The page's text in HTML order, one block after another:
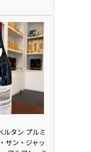
ルタン プルミ
サン・ジャッ